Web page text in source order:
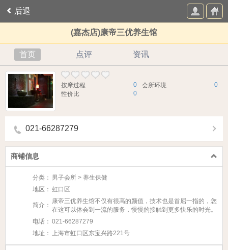
后退
(嘉杰店)康帝三优养生馆
首页 点评 资讯
0
按摩过程 0
会所环境
0
性价比
021-66287279
商铺信息
分类： 男子会所 > 养生保健
地区： 虹口区
简介：
康帝三优养生馆不仅有很高的颜值，技术也是首屈一指的，您
在这可以体会到一流的服务，慢慢的接触到更多快乐的时光。
电话： 021-66287279
地址： 上海市虹口区东宝兴路221号